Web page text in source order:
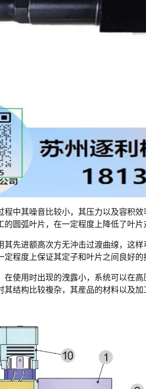
程中其噪音比较小，其压力以及容积
圆弧叶片，在一定程度上降低了叶片
其先进额高次方无沖击过渡曲缐，这
程度上保证其定子和叶片之间良好的
在使用时出现的洩露小，系统可以在
结构比较複杂，其産品的材料以及加